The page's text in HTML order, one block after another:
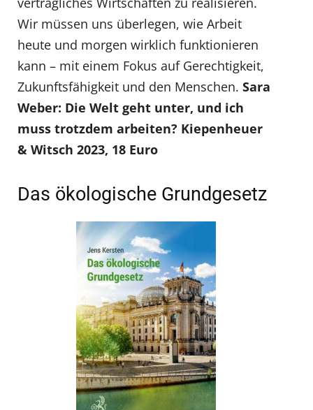
Wir müssen uns überlegen, wie Arbeit
heute und morgen wirklich funktionieren
kann – mit einem Fokus auf Gerechtigkeit,
Zukunftsfähigkeit und den Menschen. Sara
Weber: Die Welt geht unter, und ich
muss trotzdem arbeiten? Kiepenheuer
& Witsch 2023, 18 Euro
Das ökologische Grundgesetz